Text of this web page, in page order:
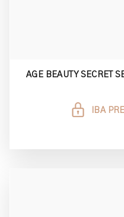
AGE BEAUTY SECRET
IBA